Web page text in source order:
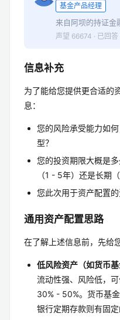
基金产品经理
来自阿坝的持证金
声望 66674 · 已回
信息补充
为了能给您提供更合适的
息：
您的风险承受能力如
型？
您的投资期限大概是
（1 - 5年）还是长期
您此次用于资产配置的
通用资产配置思路
在了解上述信息前，先给
低风险资产（如货币基
流动性强、风险低，
30% - 50%。货币基
银行定期存款则有固定